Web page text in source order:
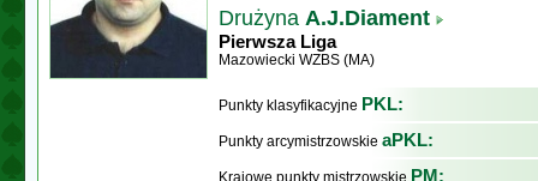
Drużyna A.J.Diament
Pierwsza Liga
Mazowiecki WZBS (MA)
Punkty klasyfikacyjne PKL:
Punkty arcymistrzowskie aPKL:
Krajowe punkty mistrzowskie PM: